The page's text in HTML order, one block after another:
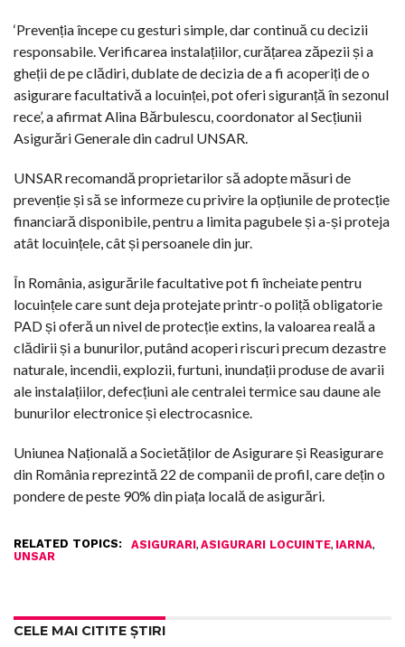
‘Prevenția începe cu gesturi simple, dar continuă cu decizii
responsabile. Verificarea instalațiilor, curățarea zăpezii și a
gheții de pe clădiri, dublate de decizia de a fi acoperiți de o
asigurare facultativă a locuinței, pot oferi siguranță în sezonul
rece’, a afirmat Alina Bărbulescu, coordonator al Secțiunii
Asigurări Generale din cadrul UNSAR.
UNSAR recomandă proprietarilor să adopte măsuri de
prevenție și să se informeze cu privire la opțiunile de protecție
financiară disponibile, pentru a limita pagubele și a-și proteja
atât locuințele, cât și persoanele din jur.
În România, asigurările facultative pot fi încheiate pentru
locuințele care sunt deja protejate printr-o poliță obligatorie
PAD și oferă un nivel de protecție extins, la valoarea reală a
clădirii și a bunurilor, putând acoperi riscuri precum dezastre
naturale, incendii, explozii, furtuni, inundații produse de avarii
ale instalațiilor, defecțiuni ale centralei termice sau daune ale
bunurilor electronice și electrocasnice.
Uniunea Națională a Societăților de Asigurare și Reasigurare
din România reprezintă 22 de companii de profil, care dețin o
pondere de peste 90% din piața locală de asigurări.
RELATED TOPICS: ASIGURARI, ASIGURARI LOCUINTE, IARNA,
UNSAR
CELE MAI CITITE ȘTIRI